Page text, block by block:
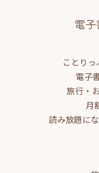
電
ことり
電子
旅行・
月
読み放題に